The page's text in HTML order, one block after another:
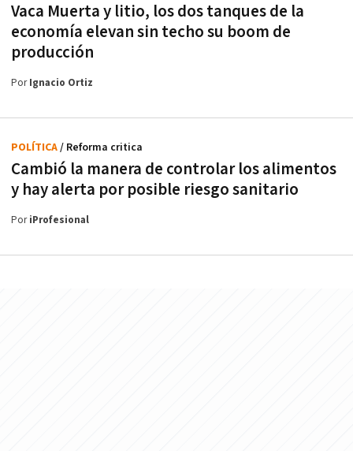
Vaca Muerta y litio, los dos tanques de la
economía elevan sin techo su boom de
producción
PorIgnacio Ortiz
Cambió la manera de controlar los alimentos
y hay alerta por posible riesgo sanitario
POLÍTICA/ Reforma critica
PoriProfesional